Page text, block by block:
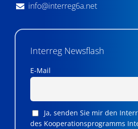
info@interreg6a.net
Interreg Newsflash
E-Mail
Ja, senden Sie mir den
des Kooperationsprogramms